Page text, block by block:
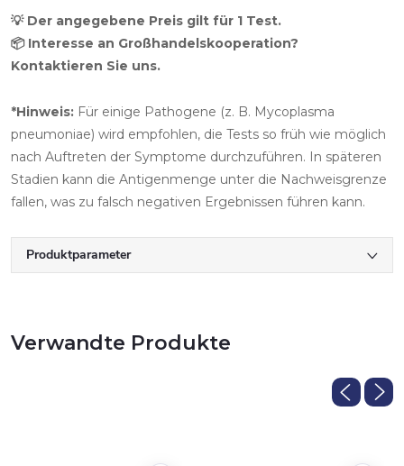
💡 Der angegebene Preis gilt für 1 Test.
📦 Interesse an Großhandelskooperation?
Kontaktieren Sie uns.
*Hinweis: Für einige Pathogene (z. B. Mycoplasma
pneumoniae) wird empfohlen, die Tests so früh wie möglich
nach Auftreten der Symptome durchzuführen. In späteren
Stadien kann die Antigenmenge unter die Nachweisgrenze
fallen, was zu falsch negativen Ergebnissen führen kann.
Produktparameter
Verwandte Produkte